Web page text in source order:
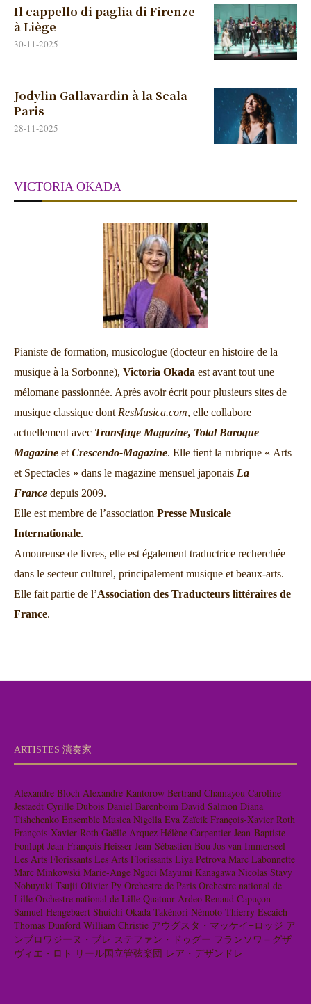
Il cappello di paglia di Firenze
à Liège
30-11-2025
Jodylin Gallavardin à la Scala
Paris
28-11-2025
VICTORIA OKADA
Pianiste de formation, musicologue (docteur en histoire de la
musique à la Sorbonne), Victoria Okada est avant tout une
mélomane passionnée. Après avoir écrit pour plusieurs sites de
musique classique dont ResMusica.com, elle collabore
actuellement avec Transfuge Magazine, Total Baroque
Magazine et Crescendo-Magazine. Elle tient la rubrique « Arts
et Spectacles » dans le magazine mensuel japonais La
France depuis 2009.
Elle est membre de l’association Presse Musicale
Internationale.
Amoureuse de livres, elle est également traductrice recherchée
dans le secteur culturel, principalement musique et beaux-arts.
Elle fait partie de l’Association des Traducteurs littéraires de
France.
ARTISTES 演奏家
Alexandre Bloch Alexandre Kantorow Bertrand Chamayou Caroline
Jestaedt Cyrille Dubois Daniel Barenboim David Salmon Diana
Tishchenko Ensemble Musica Nigella Eva Zaïcik François-Xavier Roth
François-Xavier Roth Gaëlle Arquez Hélène Carpentier Jean-Baptiste
Fonlupt Jean-François Heisser Jean-Sébastien Bou Jos van Immerseel
Les Arts Florissants Les Arts Florissants Liya Petrova Marc Labonnette
Marc Minkowski Marie-Ange Nguci Mayumi Kanagawa Nicolas Stavy
Nobuyuki Tsujii Olivier Py Orchestre de Paris Orchestre national de
Lille Orchestre national de Lille Quatuor Ardeo Renaud Capuçon
Samuel Hengebaert Shuichi Okada Takénori Némoto Thierry Escaich
Thomas Dunford William Christie アウグスタ・マッケイ=ロッジ ア
ンブロワジーヌ・ブレ ステファン・ドゥグー フランソワ＝グザ
ヴィエ・ロト リール国立管弦楽団 レア・デザンドレ